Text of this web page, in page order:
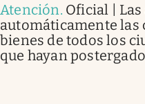
Atención. Oficial |
automáticamente las
bienes de todos los
que hayan